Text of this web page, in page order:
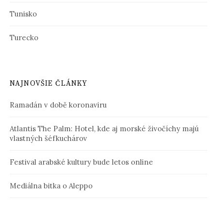
Tunisko
Turecko
NAJNOVŠIE ČLÁNKY
Ramadán v době koronaviru
Atlantis The Palm: Hotel, kde aj morské živočíchy majú
vlastných šéfkuchárov
Festival arabské kultury bude letos online
Mediálna bitka o Aleppo